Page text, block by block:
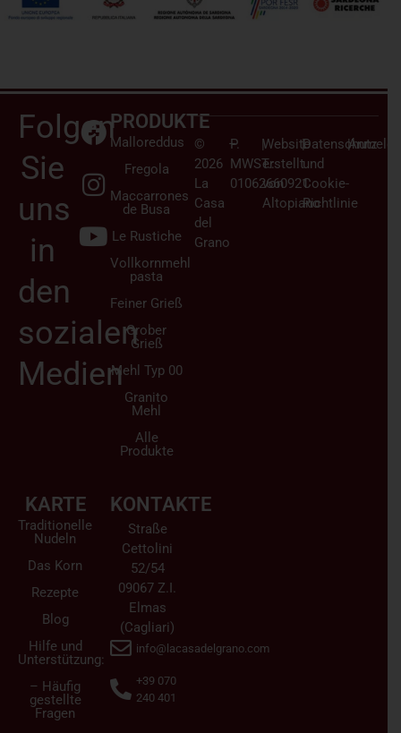
Folgen
Sie
uns
in
den
sozialen
Medien
PRODUKTE
Malloreddus
Fregola
Maccarrones
de Busa
Le Rustiche
Vollkornmehl
pasta
Feiner Grieß
Grober
Grieß
Mehl Typ 00
Granito
Mehl
Alle
Produkte
KARTE
Traditionelle
Nudeln
Das Korn
Rezepte
Blog
Hilfe und
Unterstützung:
– Häufig
gestellte
Fragen
KONTAKTE
Straße
Cettolini
52/54
09067 Z.I.
Elmas
(Cagliari)
info@lacasadelgrano.com
+39 070
240 401
©
2026
La
Casa
del
Grano
–
P.
MWST.:
01062660921
|Website
erstellt
von
Altopiano
|Datenschutz
und
Cookie-
Richtlinie
|